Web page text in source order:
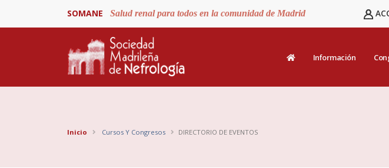
SOMANE Salud renal para todos en la comunidad de Madrid
Información
Inicio Cursos Y Congresos DIRECTORIO DE EVENTOS